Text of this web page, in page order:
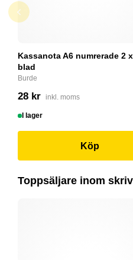
Kassanota A6 numrerade 2
blad
Burde
28 kr inkl. moms
I lager
Köp
Toppsäljare inom